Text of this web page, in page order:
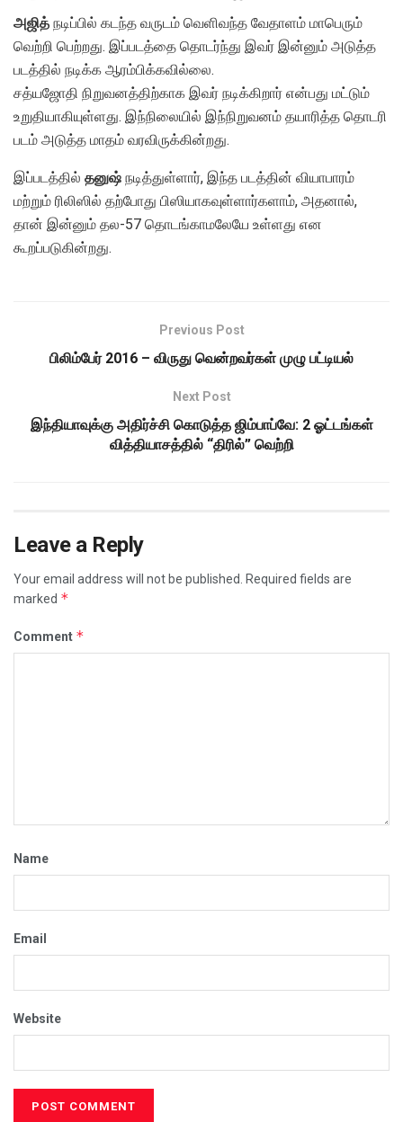
அஜித் நடிப்பில் கடந்த வருடம் வெளிவந்த வேதாளம் மாபெரும்
வெற்றி பெற்றது. இப்படத்தை தொடர்ந்து இவர் இன்னும் அடுத்த
படத்தில் நடிக்க ஆரம்பிக்கவில்லை.
சத்யஜோதி நிறுவனத்திற்காக இவர் நடிக்கிறார் என்பது மட்டும்
உறுதியாகியுள்ளது. இந்நிலையில் இந்நிறுவனம் தயாரித்த தொடரி
படம் அடுத்த மாதம் வரவிருக்கின்றது.
இப்படத்தில் தனுஷ் நடித்துள்ளார், இந்த படத்தின் வியாபாரம்
மற்றும் ரிலிஸில் தற்போது பிஸியாகவுள்ளார்களாம், அதனால்,
தான் இன்னும் தல-57 தொடங்காமலேயே உள்ளது என
கூறப்படுகின்றது.
Previous Post
பிலிம்பேர் 2016 – விருது வென்றவர்கள் முழு பட்டியல்
Next Post
இந்தியாவுக்கு அதிர்ச்சி கொடுத்த ஜிம்பாப்வே: 2 ஓட்டங்கள்
வித்தியாசத்தில் “திரில்” வெற்றி
Leave a Reply
Your email address will not be published.
Required fields are
marked *
Comment *
Name
Email
Website